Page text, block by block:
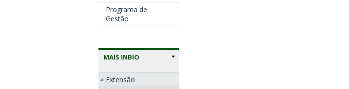
Programa de
Gestão
MAIS INBIO
Extensão